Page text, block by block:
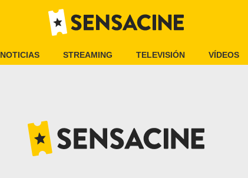
NOTICIAS STREAMING TELEVISIÓN VÍDEOS